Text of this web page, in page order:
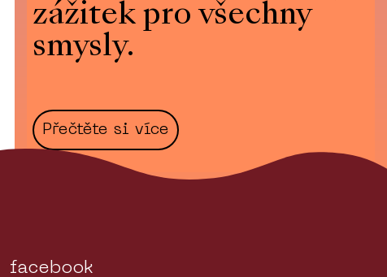
zážitek pro všechny
smysly.
Přečtěte si více
facebook